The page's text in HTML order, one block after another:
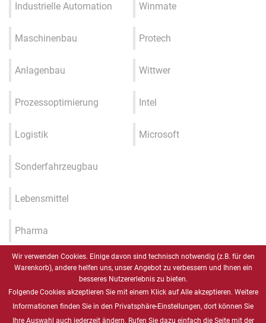
Industrielle Automation
Maschinenbau
Anlagenbau
Prozessoptimierung
Logistik
Sonderfahrzeugbau
Lebensmittel
Pharma
Industrie 4.0 / IIOT / Smart
Gesundheitswesen
Winmate
Protech
Wittwer
Intel
Microsoft
Wir verwenden Cookies. Einige davon sind technisch notwendig (z.B. für den
Warenkorb), andere helfen uns, unser Angebot zu verbessern und Ihnen ein
besseres Nutzererlebnis zu bieten.
Folgende Cookies akzeptieren Sie mit einem Klick auf Alle akzeptieren. Weitere
Informationen finden Sie in den Privatsphäre-Einstellungen, dort können Sie
Ihre Auswahl auch jederzeit ändern. Rufen Sie dazu einfach die Seite mit der